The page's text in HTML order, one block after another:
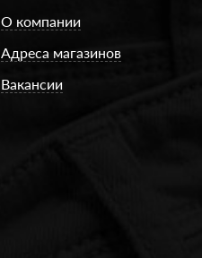
О компании
Адреса магазинов
Вакансии